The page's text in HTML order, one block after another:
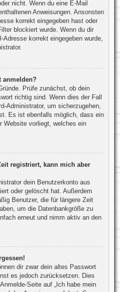
nicht. Wenn du eine E-Mail
Anweisungen. Ansonsten
korrekt eingegeben hast oder
blockiert wurde. Wenn du dir
korrekt eingegeben wurde,
anmelden?
Prüfe zunächst, ob dein
richtig sind. Wenn dies der Fall
Administrator, um sicherzugehen,
Es ist ebenfalls möglich, dass ein
Website vorliegt, welches ein
registriert, kann mich aber
dein Benutzerkonto aus
oder gelöscht hat. Außerdem
Benutzer, die für längere Zeit
um die Datenbankgröße zu
erneut und nimm aktiv an den
dir zwar dein altes Passwort
es jedoch zurücksetzen. Dies
Seite auf „Ich habe mein